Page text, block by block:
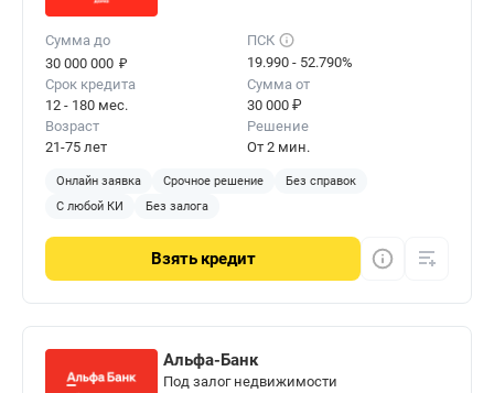
Сумма до
30 000 000 ₽
ПСК
19.990 - 52.790%
Срок кредита
12 - 180 мес.
Сумма от
30 000 ₽
Возраст
21-75 лет
Решение
От 2 мин.
Онлайн заявка Срочное решение
Без справок
С любой КИ
Без залога
Взять кредит
Альфа-Банк
Под залог недвижимости